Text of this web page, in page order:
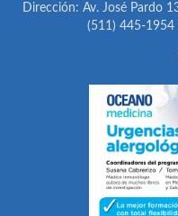
Dirección: Av. José Pardo
(511) 445-1954